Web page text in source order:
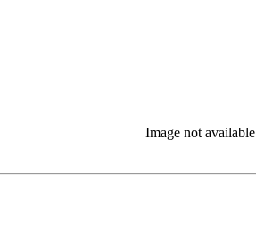
Image not available